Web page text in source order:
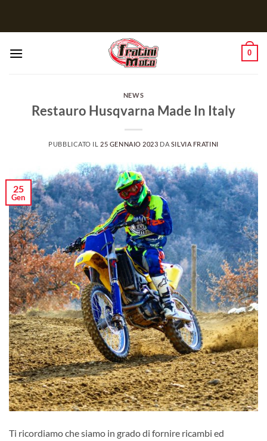
0
NEWS
Restauro Husqvarna Made In Italy
PUBBLICATO IL 25 GENNAIO 2023 DA SILVIA FRATINI
25
Gen
Ti ricordiamo che siamo in grado di fornire ricambi ed